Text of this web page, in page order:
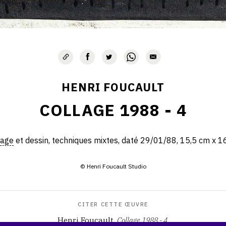
HENRI FOUCAULT
COLLAGE 1988 - 4
et dessin, techniques mixtes, daté 29/01/88, 15,5 cm x
© Henri Foucault Studio
CITER CETTE ŒUVRE
Henri Foucault,Collage 1988 - 4.